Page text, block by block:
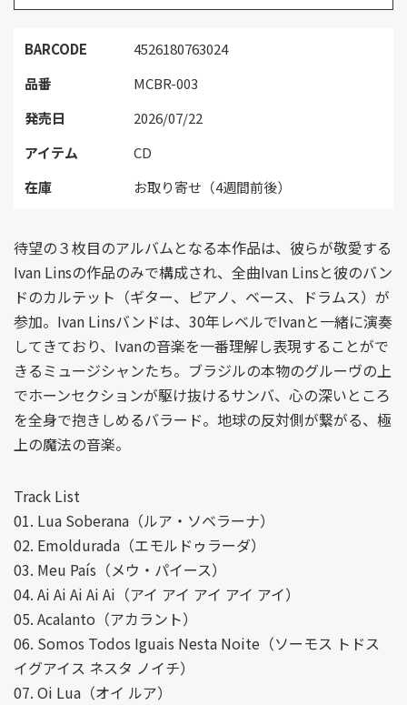
BARCODE
4526180763024
品番
MCBR-003
発売日
2026/07/22
アイテム
CD
在庫
お取り寄せ（4週間前後）
待望の３枚目のアルバムとなる本作品は、彼らが敬愛する
Ivan Linsの作品のみで構成され、全曲Ivan Linsと彼のバン
ドのカルテット（ギター、ピアノ、ベース、ドラムス）が
参加。Ivan Linsバンドは、30年レベルでIvanと一緒に演奏
してきており、Ivanの音楽を一番理解し表現することがで
きるミュージシャンたち。ブラジルの本物のグルーヴの上
でホーンセクションが駆け抜けるサンバ、心の深いところ
を全身で抱きしめるバラード。地球の反対側が繋がる、極
上の魔法の音楽。
Track List
01. Lua Soberana（ルア・ソベラーナ）
02. Emoldurada（エモルドゥラーダ）
03. Meu País（メウ・パイース）
04. Ai Ai Ai Ai Ai（アイ アイ アイ アイ アイ）
05. Acalanto（アカラント）
06. Somos Todos Iguais Nesta Noite（ソーモス トドス
イグアイス ネスタ ノイチ）
07. Oi Lua（オイ ルア）